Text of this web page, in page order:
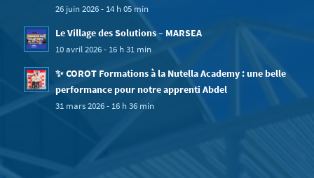
26 juin 2026 - 14 h 05 min
Le Village des Solutions – MARSEA
10 avril 2026 - 16 h 31 min
✨ COROT Formations à la Nutella Academy : une belle
performance pour notre apprenti Abdel
31 mars 2026 - 16 h 36 min